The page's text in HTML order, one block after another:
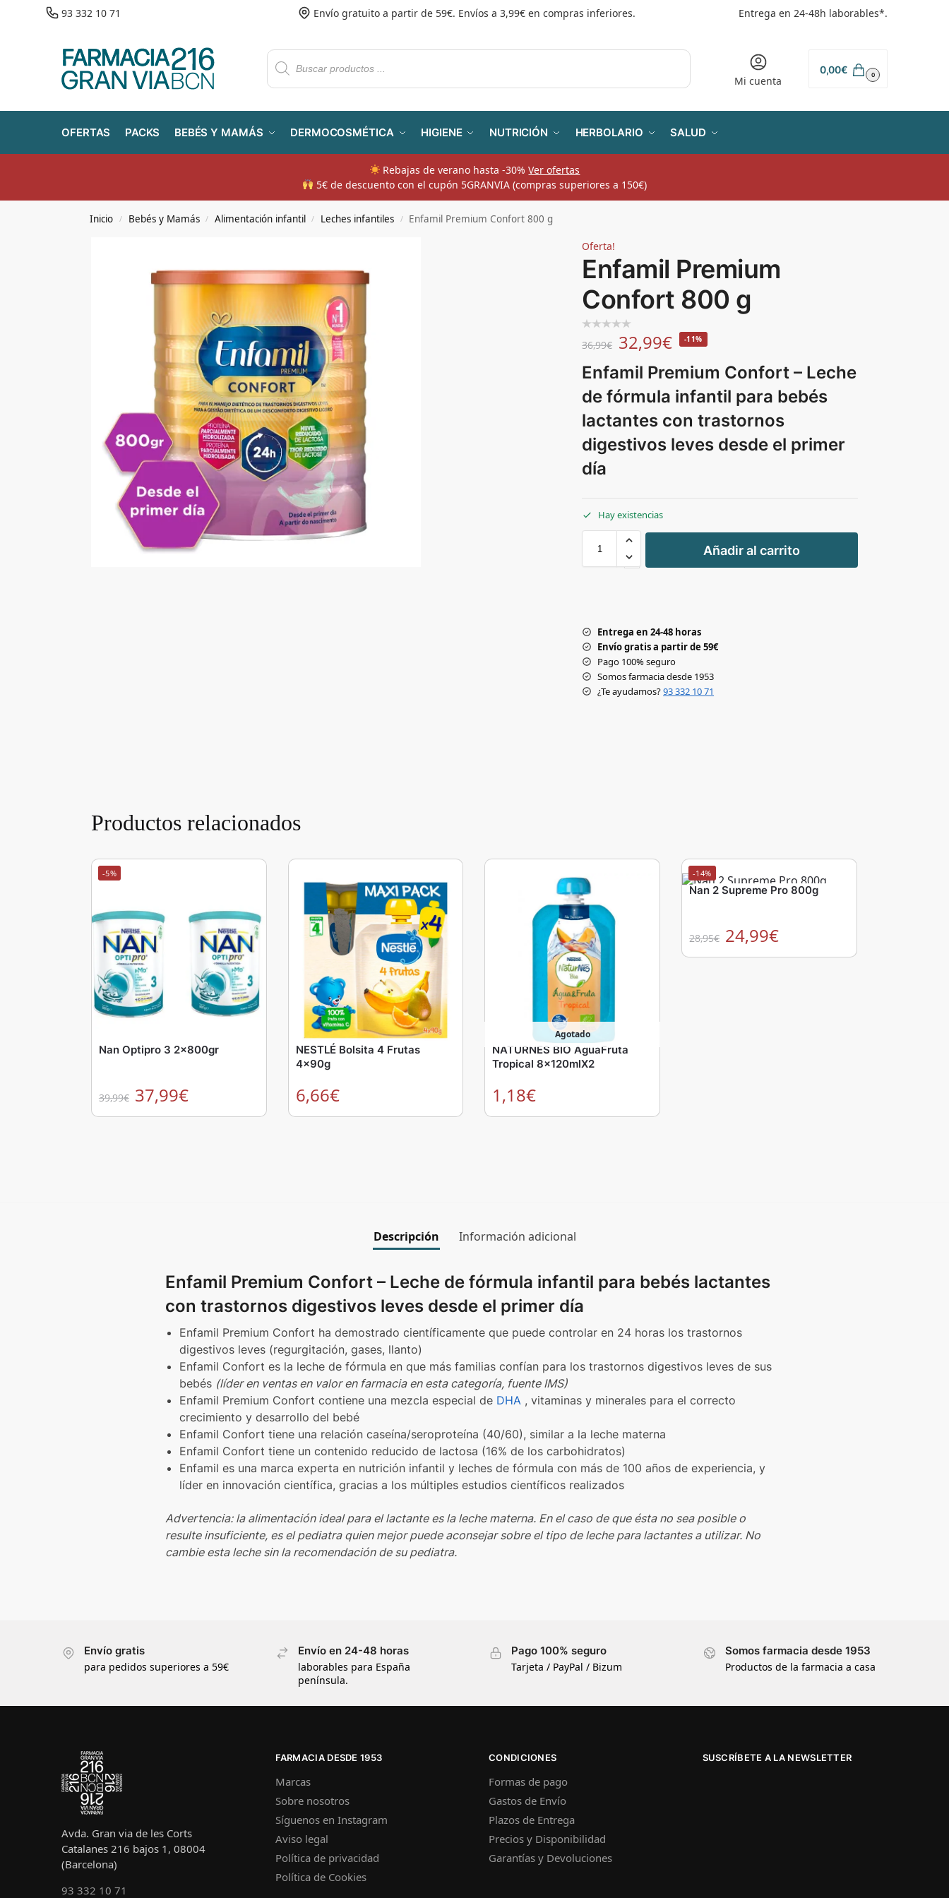
93 332 10 71 Envío gratuito a partir de 59€. Envíos a 3,99€ en compras inferiores. Entrega en 24-48h laborables*.
Mi cuenta
0,00€ 0
OFERTAS PACKS BEBÉS Y MAMÁS DERMOCOSMÉTICA HIGIENE NUTRICIÓN HERBOLARIO SALUD
Rebajas de verano hasta -30%Ver ofertas
​ 5€ de descuento con el cupón 5GRANVIA (compras superiores a 150€)
Inicio / Bebés y Mamás / Alimentación infantil / Leches infantiles / Enfamil Premium Confort 800 g
Oferta!
Enfamil Premium
Confort 800 g
36,99€ 32,99€ -11%
Enfamil Premium Confort – Leche
de fórmula infantil para bebés
lactantes con trastornos
digestivos leves desde el primer
día
Hay existencias
+
-
Añadir al carrito
Entrega en 24-48 horas
Envío gratis a partir de 59€
Pago 100% seguro
Somos farmacia desde 1953
¿Te ayudamos?93 332 10 71
Productos relacionados
-5%
Nan Optipro 3 2x800gr
39,99€ 37,99€
NESTLÉ Bolsita 4 Frutas
4x90g
6,66€
Agotado
NATURNES BIO AguaFruta
Tropical 8x120mlX2
1,18€
-14%
Nan 2 Supreme Pro 800g
28,95€ 24,99€
Descripción Información adicional
Enfamil Premium Confort – Leche de fórmula infantil para bebés lactantes
con trastornos digestivos leves desde el primer día
Enfamil Premium Confort ha demostrado científicamente que puede controlar en 24 horas los trastornos
digestivos leves (regurgitación, gases, llanto)
Enfamil Confort es la leche de fórmula en que más familias confían para los trastornos digestivos leves de sus
bebés (líder en ventas en valor en farmacia en esta categoría, fuente IMS)
Enfamil Premium Confort contiene una mezcla especial de DHA, vitaminas y minerales para el correcto
crecimiento y desarrollo del bebé
Enfamil Confort tiene una relación caseína/seroproteína (40/60), similar a la leche materna
Enfamil Confort tiene un contenido reducido de lactosa (16% de los carbohidratos)
Enfamil es una marca experta en nutrición infantil y leches de fórmula con más de 100 años de experiencia, y
líder en innovación científica, gracias a los múltiples estudios científicos realizados
Advertencia: la alimentación ideal para el lactante es la leche materna. En el caso de que ésta no sea posible o
resulte insuficiente, es el pediatra quien mejor puede aconsejar sobre el tipo de leche para lactantes a utilizar. No
cambie esta leche sin la recomendación de su pediatra.
Envío gratis
para pedidos superiores a 59€
Envío en 24-48 horas
laborables para España
península.
Pago 100% seguro
Tarjeta / PayPal / Bizum
Somos farmacia desde 1953
Productos de la farmacia a casa
Avda. Gran via de les Corts
Catalanes 216 bajos 1, 08004
(Barcelona)
93 332 10 71
FARMACIA DESDE 1953
Marcas
Sobre nosotros
Síguenos en Instagram
Aviso legal
Política de privacidad
Política de Cookies
CONDICIONES
Formas de pago
Gastos de Envío
Plazos de Entrega
Precios y Disponibilidad
Garantías y Devoluciones
SUSCRÍBETE A LA NEWSLETTER